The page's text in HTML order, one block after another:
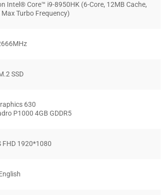
Intel® Core™ i9-8950HK (6-Core, 12MB Cache,
Turbo Frequency)
SSD
630
P1000 4GB GDDR5
FHD 1920*1080